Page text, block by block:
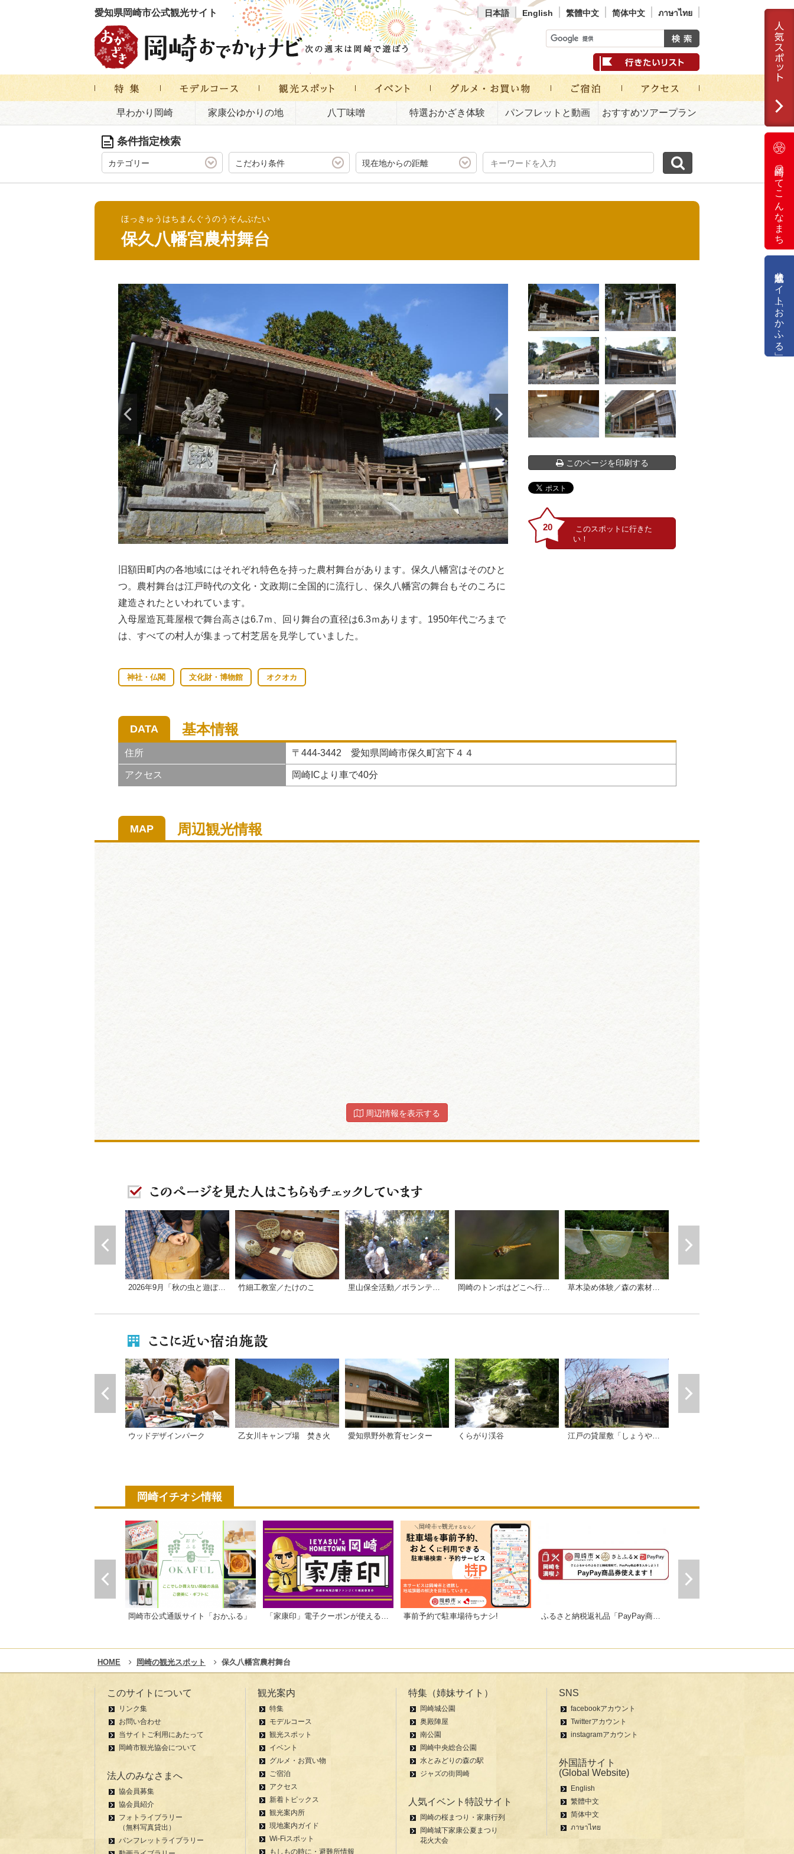
愛知県岡崎市公式観光サイト 日本語 English 繁體中文 简体中文 ภาษาไทย
早わかり岡崎 家康公ゆかりの地 八丁味噌 特選おかざき体験 パンフレットと動画 おすすめツアープラン
岡崎ってこんなまち
公式通販サイト「おかふる」
条件指定検索
カテゴリー こだわり条件 現在地からの距離
ほっきゅうはちまんぐうのうそんぶたい
保久八幡宮農村舞台
旧額田町内の各地域にはそれぞれ特色を持った農村舞台があります。保久八幡宮はそのひと
つ。農村舞台は江戸時代の文化・文政期に全国的に流行し、保久八幡宮の舞台もそのころに
建造されたといわれています。
入母屋造瓦葺屋根で舞台高さは6.7ｍ、回り舞台の直径は6.3ｍあります。1950年代ごろまで
は、すべての村人が集まって村芝居を見学していました。
このページを印刷する
20
神社・仏閣 文化財・博物館 オクオカ
DATA 基本情報
住所 〒444-3442 愛知県岡崎市保久町宮下４４
アクセス 岡崎ICより車で40分
MAP 周辺観光情報
周辺情報を表示する
2026年9月「秋の虫と遊ぼう バッタリンピック／森の教室」 竹細工教室／たけのこ
ウッドデザインパーク 乙女川キャンプ場 焚き火 愛知県野外教育センター くらがり渓谷 江戸の貸屋敷「しょうやの杜」
岡崎イチオシ情報
岡崎市公式通販サイト「おかふる」 事前予約で駐車場待ちナシ!
HOME 岡崎の観光スポット 保久八幡宮農村舞台
このサイトについて
リンク集
お問い合わせ
当サイトご利用にあたって
岡崎市観光協会について
法人のみなさまへ
協会員募集
協会員紹介
フォトライブラリー
（無料写真貸出）
パンフレットライブラリー
観光案内
特集
モデルコース
観光スポット
イベント
グルメ・お買い物
ご宿泊
アクセス
新着トピックス
観光案内所
現地案内ガイド
Wi-Fiスポット
もしもの時に・避難所情報
特集（姉妹サイト）
岡崎城公園
奥殿陣屋
南公園
岡崎中央総合公園
水とみどりの森の駅
ジャズの街岡崎
人気イベント特設サイト
岡崎の桜まつり・家康行列
岡崎城下家康公夏まつり
花火大会
SNS
facebookアカウント
Twitterアカウント
instagramアカウント
外国語サイト
(Global Website)
English
繁體中文
简体中文
ภาษาไทย